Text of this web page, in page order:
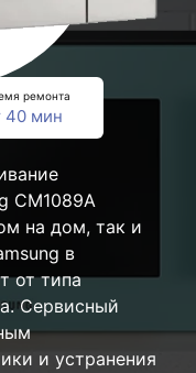
ремонта
40 мин
CM1089A
на дом, так и
в
от типа
Сервисный
и устранения